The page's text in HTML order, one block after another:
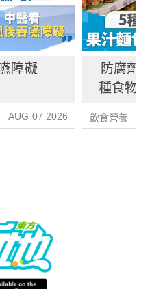
障礙
AUG 07 2026
防腐劑
種食物
飲食營養